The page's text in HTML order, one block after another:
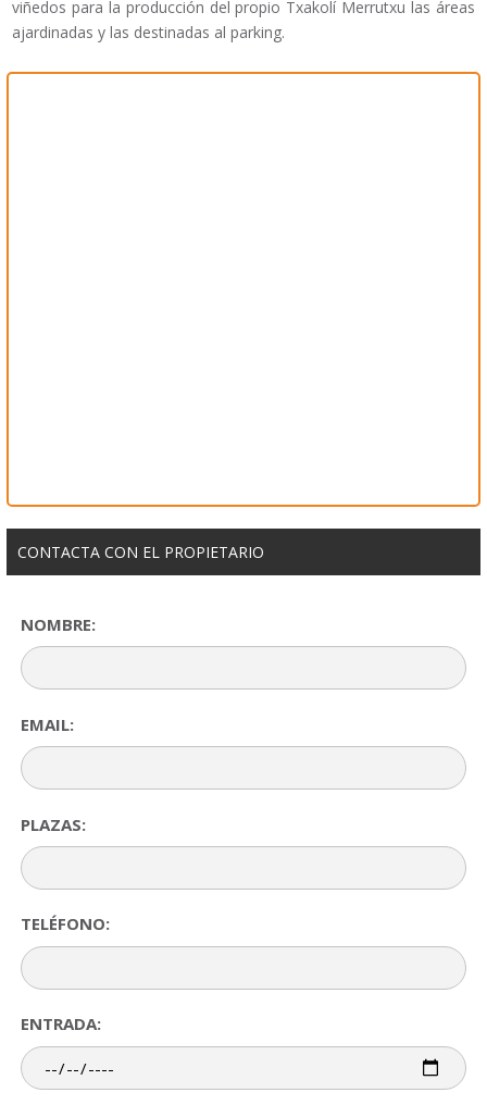
viñedos para la producción del propio Txakolí Merrutxu las áreas
ajardinadas y las destinadas al parking.
CONTACTA CON EL PROPIETARIO
NOMBRE:
EMAIL:
PLAZAS:
TELÉFONO:
ENTRADA: